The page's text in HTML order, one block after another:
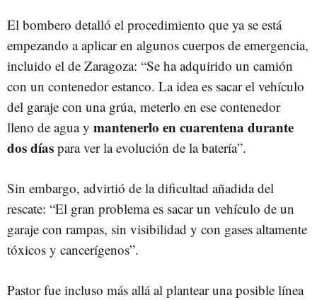
El bombero detalló el procedimiento que ya se está
empezando a aplicar en algunos cuerpos de emergencia,
incluido el de Zaragoza: “Se ha adquirido un camión
con un contenedor estanco. La idea es sacar el vehículo
del garaje con una grúa, meterlo en ese contenedor
lleno de agua y mantenerlo en cuarentena durante
dos días para ver la evolución de la batería”.
Sin embargo, advirtió de la dificultad añadida del
rescate: “El gran problema es sacar un vehículo de un
garaje con rampas, sin visibilidad y con gases altamente
tóxicos y cancerígenos”.
Pastor fue incluso más allá al plantear una posible línea